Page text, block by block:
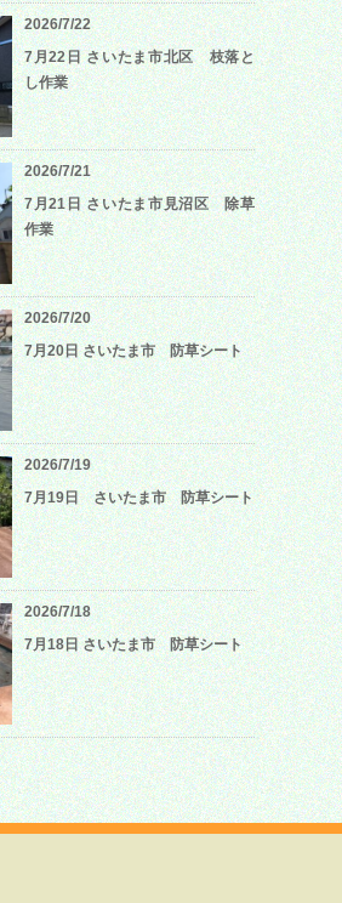
2026/7/22
7月22日 さいたま市北区 枝落と
し作業
2026/7/21
7月21日 さいたま市見沼区 除草
作業
2026/7/20
7月20日 さいたま市 防草シート
2026/7/19
7月19日 さいたま市 防草シート
2026/7/18
7月18日 さいたま市 防草シート